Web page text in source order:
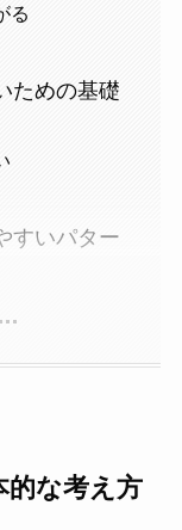
る
ための基礎
すいパター
的な考え方